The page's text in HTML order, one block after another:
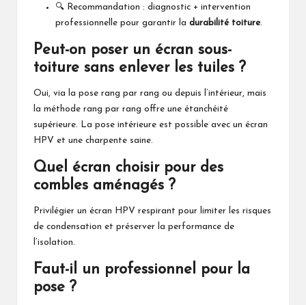
🔍 Recommandation : diagnostic + intervention
professionnelle pour garantir la durabilité toiture.
Peut-on poser un écran sous-
toiture sans enlever les tuiles ?
Oui, via la pose rang par rang ou depuis l’intérieur, mais
la méthode rang par rang offre une étanchéité
supérieure. La pose intérieure est possible avec un écran
HPV et une charpente saine.
Quel écran choisir pour des
combles aménagés ?
Privilégier un écran HPV respirant pour limiter les risques
de condensation et préserver la performance de
l’isolation.
Faut-il un professionnel pour la
pose ?